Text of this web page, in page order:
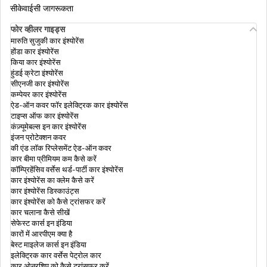
ओमान के लिए वीज़ा
इंग्लैंड के लिए वीज़ा
भारत में फ़्रांस का टूरिस्ट वीज़ा
भारत के बाहर 15 सस्ते हनीमून डेस्टिनेशन
ट्रैवल इंश्योरेंस जो फ़ाइनेंशियल एमरजेंसी कैश देता है
सीकेवाईसी जागरूकता
फोर व्हीलर गाइड्स
मारुति सुजुकी कार इंश्योरेंस
होंडा कार इंश्योरेंस
किया कार इंश्योरेंस
हुंडई क्रेटा इंश्योरेंस
सीएनजी कार इंश्योरेंस
कम्पेयर कार इंश्योरेंस
ऐड-ऑन कवर फॉर इलेक्ट्रिक कार इंश्योरेंस
टाइप्स ऑफ कार इंश्योरेंस
कंज़्यूमेबल्स इन कार इंश्योरेंस
इंजन प्रोटेक्शन कवर
की एंड लॉक रिप्लेसमेंट ऐड-ऑन कवर
कार बीमा प्रीमियम कम कैसे करें
कॉम्प्रिहेंसिव वर्सेस थर्ड-पार्टी कार इंश्योरेंस
कार इंश्योरेंस का क्लेम कैसे करें
कार इंश्योरेंस डिस्काउंट्स
कार इंश्योरेंस को कैसे ट्रांसफर करें
कार चलाना कैसे सीखें
सेफेस्ट कार्स इन इंडिया
कारों में आरपीएम क्या है
बेस्ट माइलेज कार्स इन इंडिया
इलेक्ट्रिक कार वर्सेस पेट्रोल कार